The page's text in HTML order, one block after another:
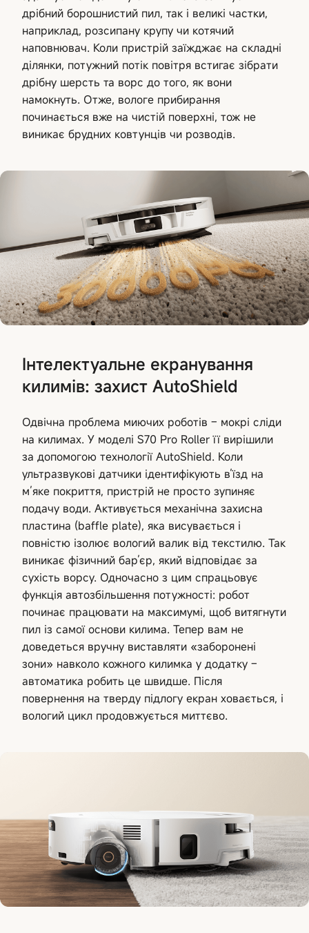
дрібний борошнистий пил, так і великі частки,
наприклад, розсипану крупу чи котячий
наповнювач. Коли пристрій заїжджає на складні
ділянки, потужний потік повітря встигає зібрати
дрібну шерсть та ворс до того, як вони
намокнуть. Отже, вологе прибирання
починається вже на чистій поверхні, тож не
виникає брудних ковтунців чи розводів.
Інтелектуальне екранування
килимів: захист AutoShield
Одвічна проблема миючих роботів – мокрі сліди
на килимах. У моделі S70 Pro Roller її вирішили
за допомогою технології AutoShield. Коли
ультразвукові датчики ідентифікують в’їзд на
м’яке покриття, пристрій не просто зупиняє
подачу води. Активується механічна захисна
пластина (baffle plate), яка висувається і
повністю ізолює вологий валик від текстилю. Так
виникає фізичний бар’єр, який відповідає за
сухість ворсу. Одночасно з цим спрацьовує
функція автозбільшення потужності: робот
починає працювати на максимумі, щоб витягнути
пил із самої основи килима. Тепер вам не
доведеться вручну виставляти «заборонені
зони» навколо кожного килимка у додатку –
автоматика робить це швидше. Після
повернення на тверду підлогу екран ховається, і
вологий цикл продовжується миттєво.